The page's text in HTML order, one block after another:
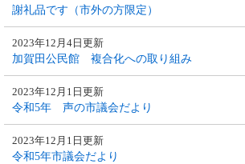
謝礼品です（市外の方限定）
加賀田公民館 複合化への取り組み
2023年12月4日更新
令和5年 声の市議会だより
2023年12月1日更新
令和5年市議会だより
2023年12月1日更新